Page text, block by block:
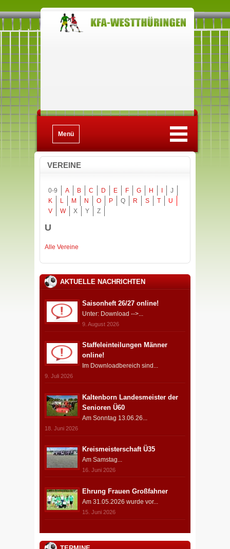
Menü
VEREINE
0-9 A B C D E F G H
J
K
L M N O P Q R S T
U
V
W X Y Z
U
Alle Vereine
AKTUELLE NACHRICHTEN
Saisonheft 26/27 online!
Unter: Download -->...
9. August 2026
Staffeleinteilungen Männer
online!
Im Downloadbereich sind...
9. Juli 2026
Kaltenborn Landesmeister der
Senioren Ü60
Am Sonntag 13.06.26...
18. Juni 2026
Kreismeisterschaft Ü35
Am Samstag...
16. Juni 2026
Ehrung Frauen Großfahner
Am 31.05.2026 wurde vor...
15. Juni 2026